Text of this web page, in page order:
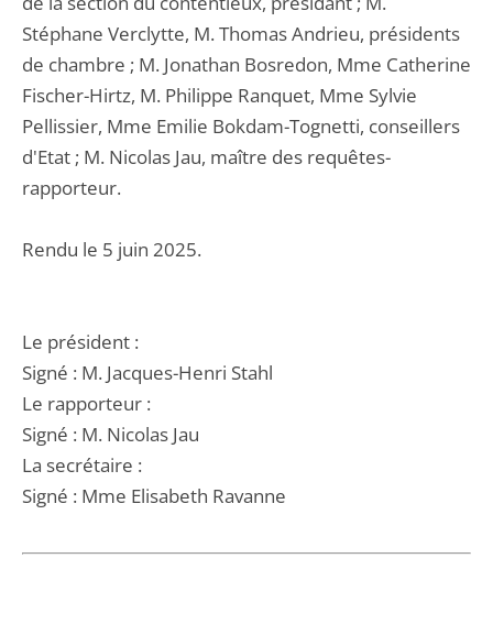
Stéphane Verclytte, M. Thomas Andrieu, présidents
de chambre ; M. Jonathan Bosredon, Mme Catherine
Fischer-Hirtz, M. Philippe Ranquet, Mme Sylvie
Pellissier, Mme Emilie Bokdam-Tognetti, conseillers
d'Etat ; M. Nicolas Jau, maître des requêtes-
rapporteur.
Rendu le 5 juin 2025.
Le président :
Signé : M. Jacques-Henri Stahl
Le rapporteur :
Signé : M. Nicolas Jau
La secrétaire :
Signé : Mme Elisabeth Ravanne